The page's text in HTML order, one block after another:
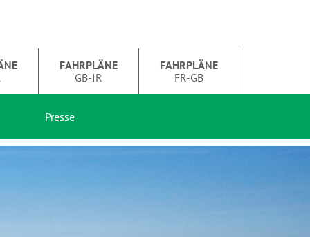
FAHRPLÄNE
GB-IR
FAHRPLÄNE
FR-GB
Presse